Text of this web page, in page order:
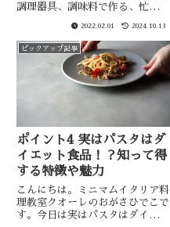
調理器具、調味料で作る、忙しい
ステップミニマムイタリア料理食
薬オンラインレッスン体験会のお
知らせです。
2022.02.01 2024.10.13
ピックアップ記事
ポイント4 実はパスタはダ
イエット食品！？知って得
する特徴や魅力
こんにちは。ミニマムイタリア料
理教室クオーレのおがさひでこで
す。今日は実はパスタはダイエッ